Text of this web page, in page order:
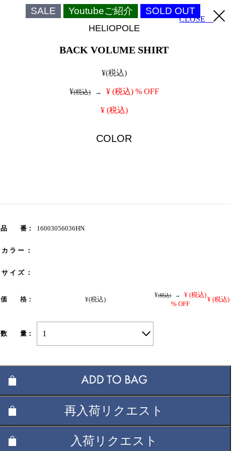
SALE Youtubeご紹介 SOLD OUT
HELIOPOLE
BACK VOLUME SHIRT
¥(税込)
¥(税込) → ¥ (税込) % OFF
¥ (税込)
COLOR
品 番： 16003056036HN
カ ラ ー ：
サ イ ズ ：
価 格： ¥(税込)
¥(税込) → ¥ (税込)
% OFF
¥ (税込)
数 量： 1
再入荷リクエスト
入荷リクエスト
CLOSE